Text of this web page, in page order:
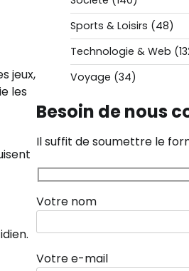
jeux,
les
Sports & Loisirs (48)
Technologie & Web
Voyage (34)
Besoin de nous
Il suffit de soumettre le
Votre nom
Votre e-mail